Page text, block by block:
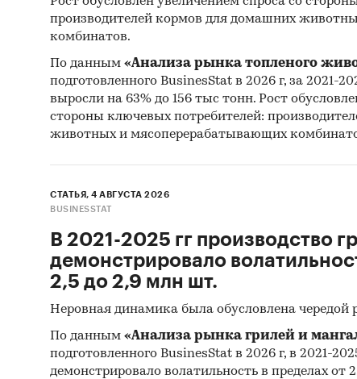
производителей кормов для домашних
комбинатов.
По данным «Анализа рынка топленого
подготовленного BusinesStat в 2026 г, за 2021-
выросли на 63% до 156 тыс тонн. Рост
стороны ключевых потребителей:
животных и мясоперерабатывающих
СТАТЬЯ, 4 АВГУСТА 2026
BUSINESSTAT
В 2021-2025 гг производство
демонстрировало
2,5 до 2,9 млн шт.
Неровная динамика была обусловлена
По данным «Анализа рынка грилей и
подготовленного BusinesStat в 2026 г, в 2021-
демонстрировало волатильность в пределах от